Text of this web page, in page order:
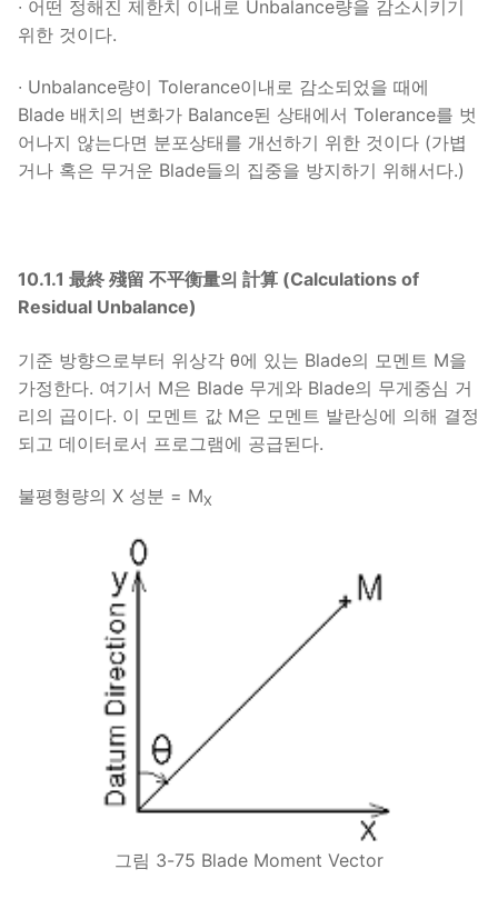
∙ 어떤 정해진 제한치 이내로 Unbalance량을 감소시키기
위한 것이다.
∙ Unbalance량이 Tolerance이내로 감소되었을 때에
Blade 배치의 변화가 Balance된 상태에서 Tolerance를 벗
어나지 않는다면 분포상태를 개선하기 위한 것이다 (가볍
거나 혹은 무거운 Blade들의 집중을 방지하기 위해서다.)
10.1.1 最終 殘留 不平衡量의 計算 (Calculations of
Residual Unbalance)
기준 방향으로부터 위상각 θ에 있는 Blade의 모멘트 M을
가정한다. 여기서 M은 Blade 무게와 Blade의 무게중심 거
리의 곱이다. 이 모멘트 값 M은 모멘트 발란싱에 의해 결정
되고 데이터로서 프로그램에 공급된다.
불평형량의 X 성분 = MX
그림 3-75 Blade Moment Vector